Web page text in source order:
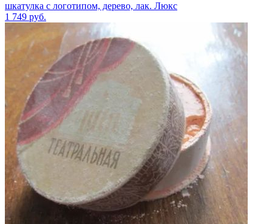
шкатулка с логотипом, дерево, лак. Люкс
1 749 руб.